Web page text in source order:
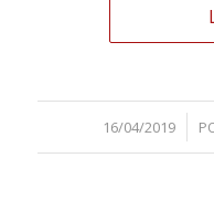
16/04/2019
/